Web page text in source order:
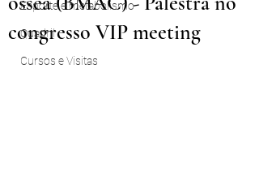
Esporte e metabolismo
Quadril
Cursos e Visitas
congresso VIP meeting